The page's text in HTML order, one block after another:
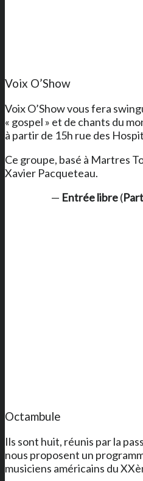
Voix O’Show
Voix O’Show vous fera
« gospel » et de chants du
à partir de 15h rue des
Ce groupe, basé à Martres
Xavier Pacqueteau.
— Entrée libre(
Octambule
Ils sont huit, réunis par la
nous proposent un
musiciens américains du